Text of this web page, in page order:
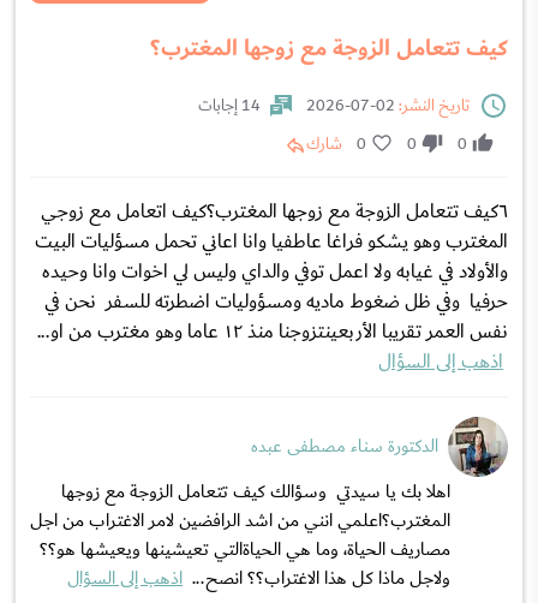
كيف تتعامل الزوجة مع زوجها المغترب؟
تاريخ النشر:
14 إجابات
0
0
0 شارك
٦كيف تتعامل الزوجة مع زوجها المغترب؟كيف اتعامل مع زوجي
المغترب وهو يشكو فراغا عاطفيا وانا اعاني تحمل مسؤليات البيت
والأولاد في غيابه ولا اعمل توفي والداي وليس لي اخوات وانا وحيده
حرفيا وفي ظل ضغوط ماديه ومسؤوليات اضطرته للسفر نحن في
نفس العمر تقريبا الأربعينتزوجنا منذ ١٢ عاما وهو مغترب من او...
اذهب إلى السؤال
الدكتورة سناء مصطفى عبده
اهلا بك يا سيدتي وسؤالك كيف تتعامل الزوجة مع زوجها
المغترب؟اعلمي انني من اشد الرافضين لامر الاغتراب من اجل
مصاريف الحياة، وما هي الحياةالتي تعيشينها ويعيشها هو؟؟
ولاجل ماذا كل هذا الاغتراب؟؟ انصح... اذهب إلى السؤال